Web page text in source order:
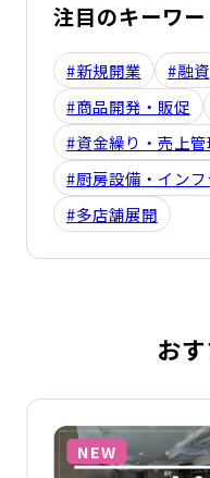
注目のキーワー
#新規開業 #融資
#商品開発・販促
#資金繰り・売上管
#厨房設備・インフ
#多店舗展開
お
細を見る
NEW